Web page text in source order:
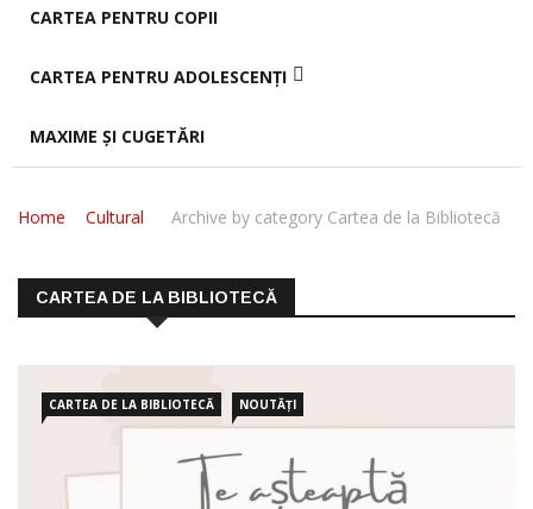
CARTEA PENTRU COPII
CARTEA PENTRU ADOLESCENȚI
MAXIME ȘI CUGETĂRI
Home Cultural Archive by category Cartea de la Bibliotecă
CARTEA DE LA BIBLIOTECĂ
CARTEA DE LA BIBLIOTECĂ NOUTĂȚI